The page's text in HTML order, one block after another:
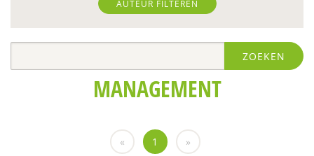
Lenneke Docter
Anne Evers
Janine Groeneveld
Lex Hulsbosch
AUTEUR FILTEREN
ZOEKEN
MANAGEMENT
« 1 »